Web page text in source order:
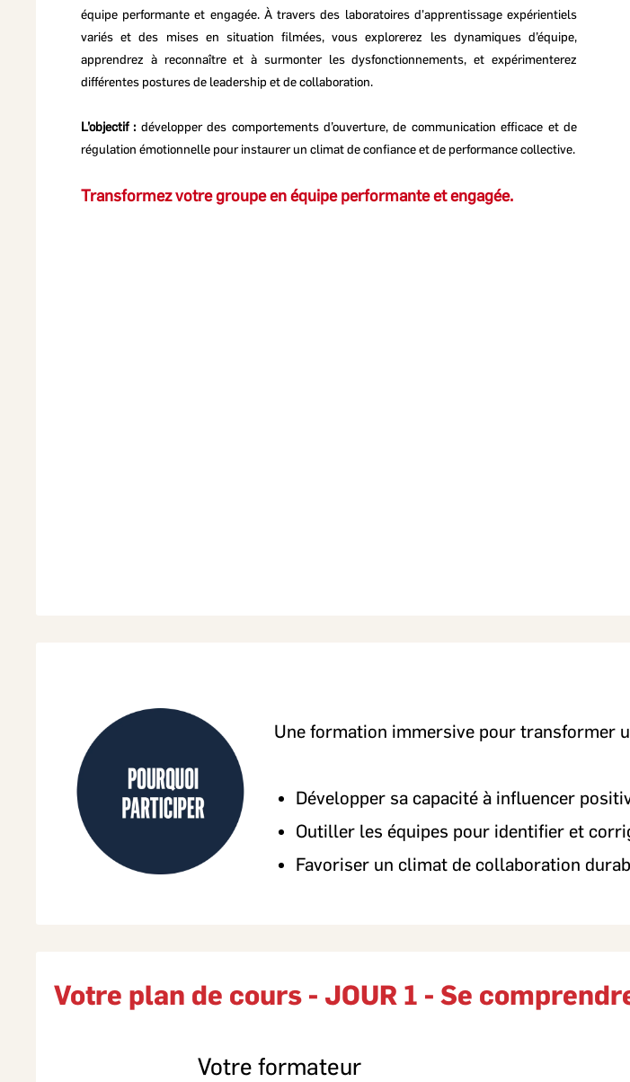
équipe performante et engagée. À travers des laboratoires d'apprentissage expérientiels
variés et des mises en situation filmées, vous explorerez les dynamiques d’équipe,
apprendrez à reconnaître et à surmonter les dysfonctionnements, et expérimenterez
différentes postures de leadership et de collaboration.
L’objectif : développer des comportements d’ouverture, de communication efficace et de
régulation émotionnelle pour instaurer un climat de confiance et de performance collective.
Transformez votre groupe en équipe performante et engagée.
Une formation immersive pour transformer
Développer sa capacité à influencer
Outiller les équipes pour identifier et
Favoriser un climat de collaboration
Votre plan de cours - JOUR 1 - Se
Votre formateur